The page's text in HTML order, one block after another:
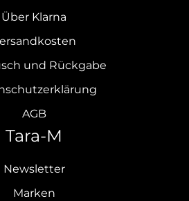
Über Klarna
und Rückgabe
AGB
Tara-M
Newsletter
Marken